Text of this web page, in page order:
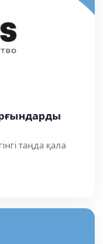
таңда қала